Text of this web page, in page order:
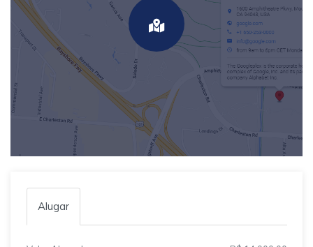
Alugar